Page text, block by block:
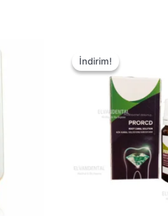
İndirim!
İndirim!